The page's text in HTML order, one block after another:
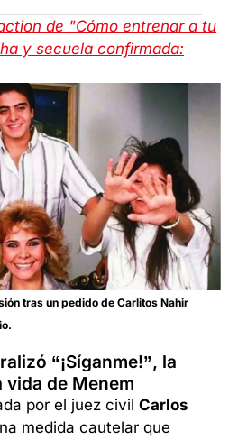
de "Cómo entrenar a tu
y secuela confirmada:
tras un pedido de Carlitos Nahir
“¡Síganme!”, la
vida de Menem
por el juez civilCarlos
medida cautelar que